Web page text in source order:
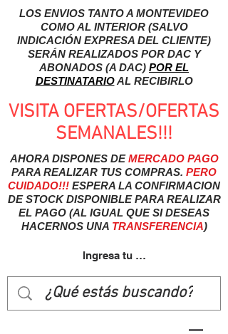
LOS ENVIOS TANTO A MONTEVIDEO
COMO AL INTERIOR (SALVO
INDICACIÓN EXPRESA DEL CLIENTE)
SERÁN REALIZADOS POR DAC Y
ABONADOS (A DAC) POR EL
DESTINATARIOAL RECIBIRLO
VISITA OFERTAS/OFERTAS
SEMANALES!!!
AHORA DISPONES DEMERCADO PAGO
PARA REALIZAR TUS COMPRAS. PERO
CUIDADO!!! ESPERA LA CONFIRMACION
DE STOCK DISPONIBLE PARA REALIZAR
EL PAGO (AL IGUAL QUE SI DESEAS
HACERNOS UNA TRANSFERENCIA)
Ingresa tu usuairo